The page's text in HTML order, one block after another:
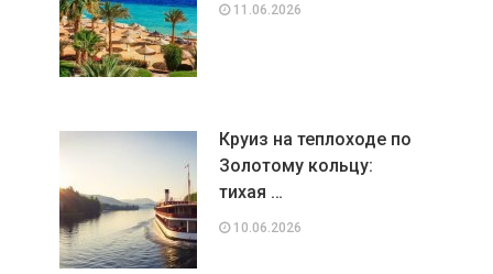
11.06.2026
Круиз на теплоходе по
Золотому кольцу:
тихая …
10.06.2026